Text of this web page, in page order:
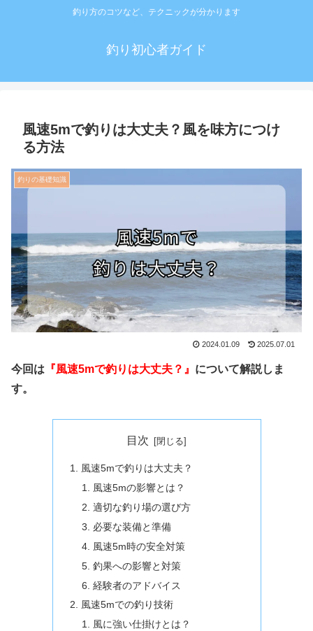
釣り方のコツなど、テクニックが分かります
釣り初心者ガイド
風速5mで釣りは大丈夫？風を味方につけ
る方法
釣りの基礎知識
2024.01.09 2025.07.01
今回は 『風速5mで釣りは大丈夫？』 について解説しま
す。
目次
風速5mで釣りは大丈夫？
風速5mの影響とは？
適切な釣り場の選び方
必要な装備と準備
風速5m時の安全対策
釣果への影響と対策
経験者のアドバイス
風速5mでの釣り技術
風に強い仕掛けとは？